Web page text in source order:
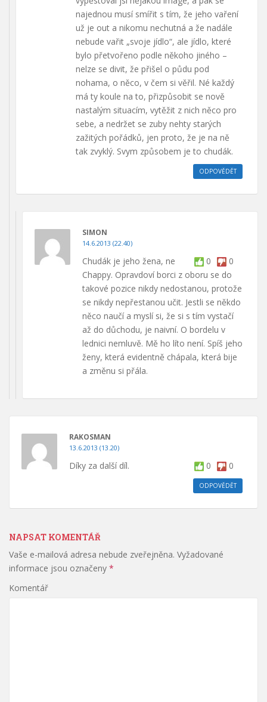
najednou musí smířit s tím, že jeho vaření
už je out a nikomu nechutná a že nadále
nebude vařit „svoje jídlo“, ale jídlo, které
bylo přetvořeno podle někoho jiného –
nelze se divit, že přišel o půdu pod
nohama, o něco, v čem si věřil. Né každý
má ty koule na to, přizpůsobit se nově
nastalým situacím, vytěžit z nich něco pro
sebe, a nedržet se zuby nehty starých
zažitých pořádků, jen proto, že je na ně
tak zvyklý. Svym způsobem je to chudák.
ODPOVĚDĚT
SIMON
14.6.2013 (22.40)
0 0
Chudák je jeho žena, ne
Chappy. Opravdoví borci z oboru se do
takové pozice nikdy nedostanou, protože
se nikdy nepřestanou učit. Jestli se někdo
něco naučí a myslí si, že si s tím vystačí
až do důchodu, je naivní. O bordelu v
lednici nemluvě. Mě ho líto není. Spíš jeho
ženy, která evidentně chápala, která bije
a změnu si přála.
RAKOSMAN
13.6.2013 (13.20)
0 0
Díky za další díl.
ODPOVĚDĚT
NAPSAT KOMENTÁŘ
Vaše e-mailová adresa nebude zveřejněna. Vyžadované
informace jsou označeny *
Komentář